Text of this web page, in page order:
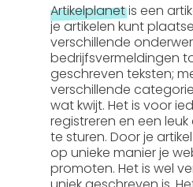
Artikelplanetis een
je artikelen kunt
verschillende
bedrijfsvermeldingen
geschreven teksten;
verschillende
wat kwijt. Het is voor
registreren en een leuk
te sturen. Door je
op unieke manier je
promoten. Het is wel